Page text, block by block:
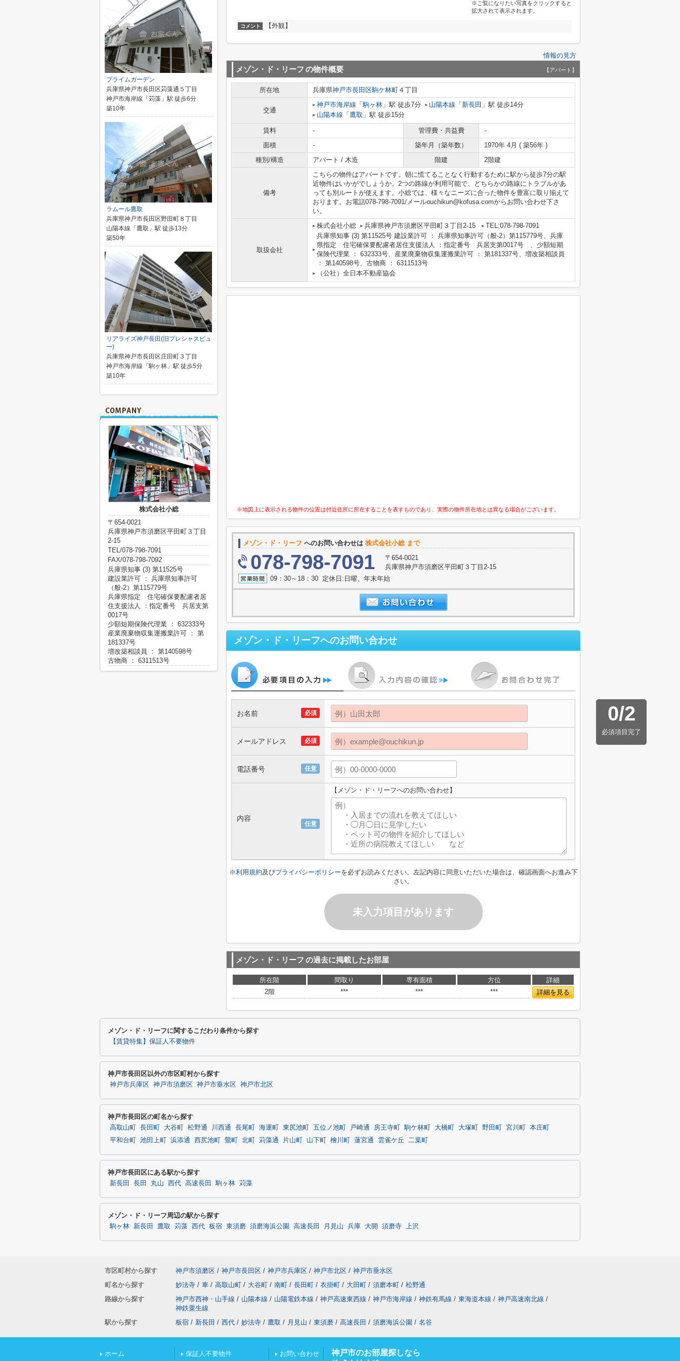
※ご覧になりたい写真をクリックすると
拡大されて表示されます。
コメント 【外観】
情報の見方
メゾン・ド・リーフ の物件概要 【アパート】
所在地 兵庫県神戸市長田区駒ケ林町 ４丁目
交通
神戸市海岸線 「駒ヶ林 」駅 徒歩7分 山陽本線 「 新長田 」駅 徒歩14分
山陽本線 「 鷹取 」駅 徒歩15分
賃料 - 管理費・共益費
-
面積
- 築年月（築年数）
1970年 4月 ( 築56年 )
種別/構造
アパート / 木造 階建 2階建
備考
こちらの物件はアパートです。朝に慌てることなく行動するために駅から徒歩7分の駅
近物件はいかがでしょうか。2つの路線が利用可能で、どちらかの路線にトラブルがあ
っても別ルートが使えます。小総では、様々なニーズに合った物件を豊富に取り揃えて
おります。お電話078-798-7091/メールouchikun@kofusa.comからお問い合わせ下さ
い。
取扱会社
株式会社小総 兵庫県神戸市須磨区平田町３丁目2-15
TEL:078-798-7091
兵庫県知事 (3) 第11525号 建設業許可 ： 兵庫県知事許可（般-2）第115779号、兵庫
県指定 住宅確保要配慮者居住支援法人 ：指定番号 兵居支第0017号 、少額短期
保険代理業 ： 632333号、産業廃棄物収集運搬業許可 ： 第181337号、増改築相談員
： 第140598号、古物商 ： 6311513号
（公社）全日本不動産協会
※地図上に表示される物件の位置は付近住所に所在することを表すものであり、実際の物件所在地とは異なる場合がございます。
メゾン・ド・リーフ へのお問い合わせは 株式会社小総 まで
078-798-7091
〒654-0021
兵庫県神戸市須磨区平田町３丁目2-15
09：30～18：30 定休日:日曜、年末年始
メゾン・ド・リーフへのお問い合わせ
0/2
必須項目完了
必須
お名前
必須
メールアドレス
任意
電話番号
任意
内容
【メゾン・ド・リーフへのお問い合わせ】
※利用規約及びプライバシーポリシーを必ずお読みください。左記内容に同意いただいた場合は、確認画面へお進み下
さい。
未入力項目があります
メゾン・ド・リーフ の過去に掲載したお部屋
所在階 間取り 専有面積 方位
詳細
2階
*** *** *** 詳細を見る
プライムガーデン
兵庫県神戸市長田区苅藻通５丁目
神戸市海岸線「苅藻」駅 徒歩6分
築10年
ラムール鷹取
兵庫県神戸市長田区野田町８丁目
山陽本線「鷹取」駅 徒歩13分
築50年
リアライズ神戸長田(旧プレシャスビュ
ー)
兵庫県神戸市長田区庄田町３丁目
神戸市海岸線「駒ヶ林」駅 徒歩5分
築10年
株式会社小総
〒654-0021
兵庫県神戸市須磨区平田町３丁目
2-15
TEL/078-798-7091
FAX/078-798-7092
兵庫県知事 (3) 第11525号
建設業許可 ： 兵庫県知事許可
（般-2）第115779号
兵庫県指定 住宅確保要配慮者居
住支援法人 ：指定番号 兵居支第
0017号
少額短期保険代理業 ： 632333号
産業廃棄物収集運搬業許可 ： 第
181337号
増改築相談員 ： 第140598号
古物商 ： 6311513号
メゾン・ド・リーフに関するこだわり条件から探す
【賃貸特集】保証人不要物件
神戸市長田区以外の市区町村から探す
神戸市兵庫区 神戸市須磨区 神戸市垂水区 神戸市北区
神戸市長田区の町名から探す
高取山町 長田町 大谷町 松野通 川西通 長尾町 海運町 東尻池町 五位ノ池町 戸崎通 房王寺町 駒ケ林町 大橋町 大塚町 野田町 宮川町
本庄町
平和台町
池田上町 浜添通 西尻池町 鶯町 北町 苅藻通 片山町 山下町 檜川町 蓮宮通 雲雀ケ丘 二葉町
神戸市長田区にある駅から探す
新長田 長田 丸山 西代 高速長田 駒ヶ林 苅藻
メゾン・ド・リーフ周辺の駅から探す
駒ヶ林 新長田 鷹取 苅藻 西代 板宿 東須磨 須磨海浜公園 高速長田 月見山 兵庫 大開 須磨寺 上沢
市区町村から探す 神戸市須磨区 / 神戸市長田区 / 神戸市兵庫区 / 神戸市北区 / 神戸市垂水区
町名から探す
妙法寺 / 車 / 高取山町 / 大谷町 / 南町 / 長田町 / 衣掛町 / 大田町 / 須磨本町 / 松野通
路線から探す
神戸市西神・山手線 / 山陽本線 / 山陽電鉄本線 / 神戸高速東西線 / 神戸市海岸線 / 神鉄有馬線 / 東海道本線 / 神戸高速南北線 /
神鉄粟生線
駅から探す
板宿 / 新長田 / 西代 / 妙法寺 / 鷹取 / 月見山 / 東須磨 / 高速長田 / 須磨海浜公園 / 名谷
ホーム 保証人不要物件 お問い合わせ
神戸市のお部屋探しなら